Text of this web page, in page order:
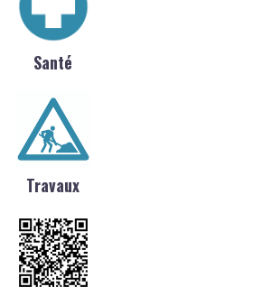
Santé
Travaux